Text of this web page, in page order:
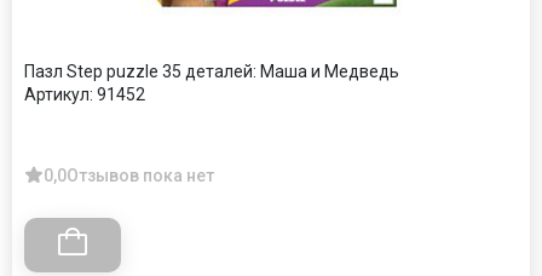
Пазл Step puzzle 35 деталей: Маша и Медведь
Артикул: 91452
0,0Отзывов пока нет